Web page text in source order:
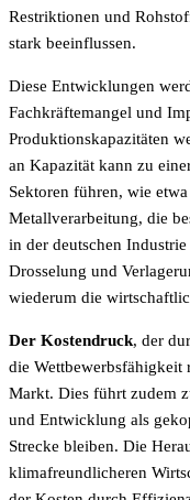
Restriktionen und
stark beeinflussen.
Diese Entwicklungen
Fachkräftemangel und
Produktionskapazitäten
an Kapazität kann zu
Sektoren führen, wie
Metallverarbeitung, die
in der deutschen
Drosselung und
wiederum die
Der Kostendruck, der
die Wettbewerbsfähigkeit
Markt. Dies führt zudem
und Entwicklung als
Strecke bleiben. Die
klimafreundlicheren